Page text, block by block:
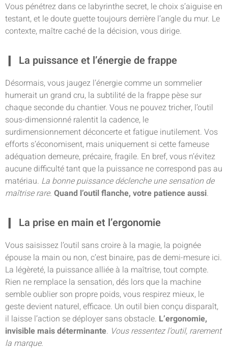
Vous pénétrez dans ce labyrinthe secret, le choix s’aiguise en
testant, et le doute guette toujours derrière l’angle du mur. Le
contexte, maître caché de la décision, vous dirige.
La puissance et l’énergie de frappe
Désormais, vous jaugez l’énergie comme un sommelier
humerait un grand cru, la subtilité de la frappe pèse sur
chaque seconde du chantier. Vous ne pouvez tricher, l’outil
sous-dimensionné ralentit la cadence, le
surdimensionnement déconcerte et fatigue inutilement. Vos
efforts s’économisent, mais uniquement si cette fameuse
adéquation demeure, précaire, fragile. En bref, vous n’évitez
aucune difficulté tant que la puissance ne correspond pas au
matériau. La bonne puissance déclenche une sensation de
maîtrise rare. Quand l’outil flanche, votre patience aussi.
La prise en main et l’ergonomie
Vous saisissez l’outil sans croire à la magie, la poignée
épouse la main ou non, c’est binaire, pas de demi-mesure ici.
La légèreté, la puissance alliée à la maîtrise, tout compte.
Rien ne remplace la sensation, dés lors que la machine
semble oublier son propre poids, vous respirez mieux, le
geste devient naturel, efficace. Un outil bien conçu disparaît,
il laisse l’action se déployer sans obstacle. L’ergonomie,
invisible mais déterminante. Vous ressentez l’outil, rarement
la marque.